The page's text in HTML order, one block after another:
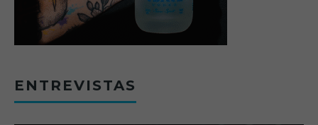
ENTREVISTAS